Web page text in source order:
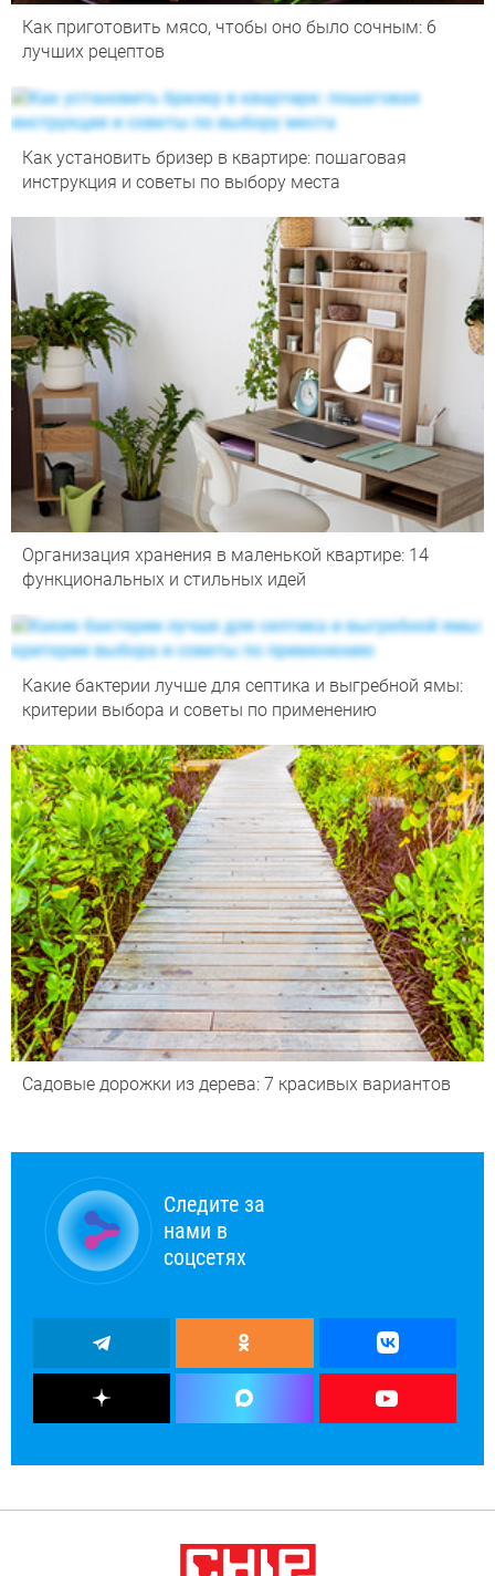
Как приготовить мясо, чтобы оно было сочным: 6
лучших рецептов
Как установить бризер в квартире: пошаговая
инструкция и советы по выбору места
Организация хранения в маленькой квартире: 14
функциональных и стильных идей
Какие бактерии лучше для септика и выгребной ямы:
критерии выбора и советы по применению
Садовые дорожки из дерева: 7 красивых вариантов
Следите за
нами в
соцсетях